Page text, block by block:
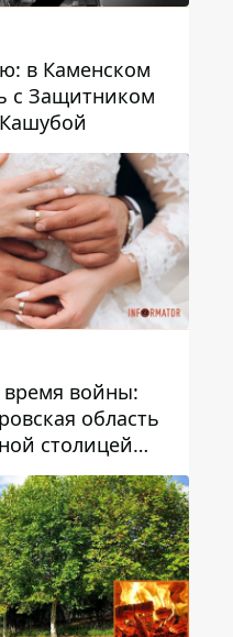
в Каменском
с Защитником
войны:
область
столицей